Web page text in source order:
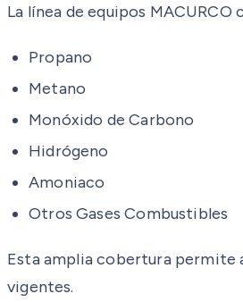
La línea de equipos
Propano
Metano
Monóxido de Carbono
Hidrógeno
Amoniaco
Otros Gases Combustibles
Esta amplia cobertura permite
vigentes.